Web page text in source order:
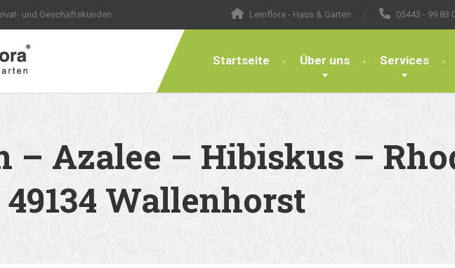
und Geschäftskunden Lemflora - Haus & Garten 05443 - 99 83
Startseite Über uns Services
– Azalee – Hibiskus –
Wallenhorst